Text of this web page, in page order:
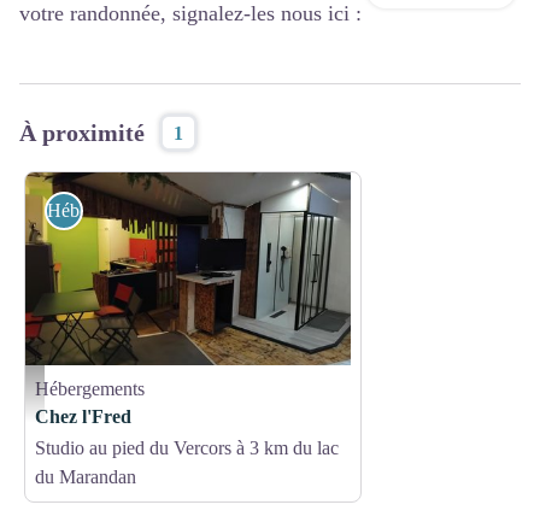
votre randonnée, signalez-les nous ici :
À proximité 1
Chez l'Fred_Saint-Romans - Godier
Hébergements
Hébergements
Chez l'Fred
Studio au pied du Vercors à 3 km du lac
du Marandan